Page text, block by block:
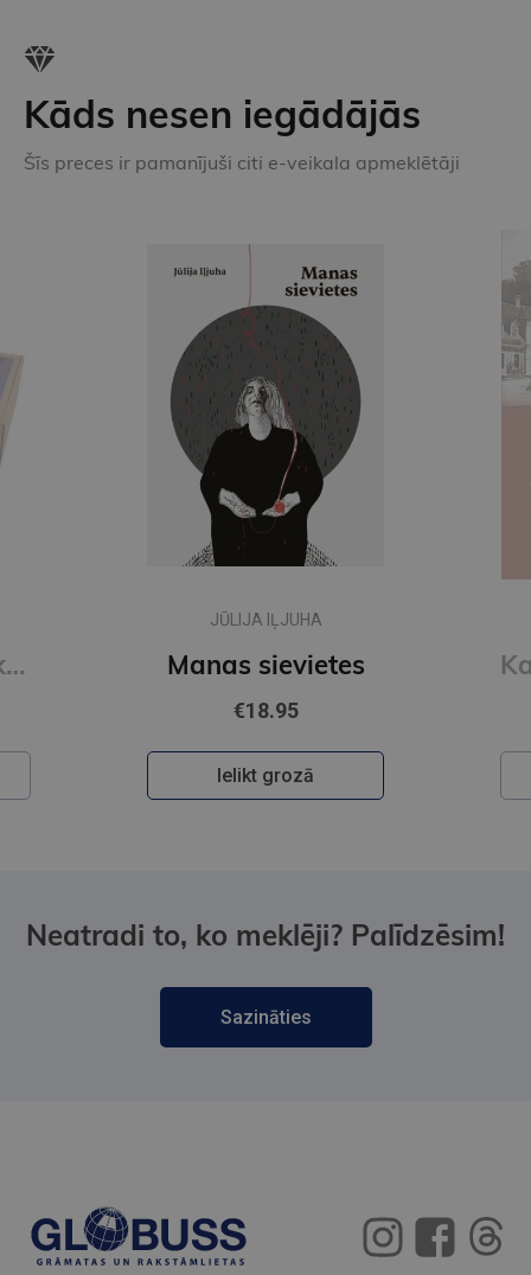
Kāds nesen iegādājās
Šīs preces ir pamanījuši citi e-veikala apmeklētāji
ANDRIS GRĪNBERGS
Kaucmindes pakavs
€12.50
Ielikt grozā
Neatradi to, ko meklēji? Palīdzēsim!
Sazināties